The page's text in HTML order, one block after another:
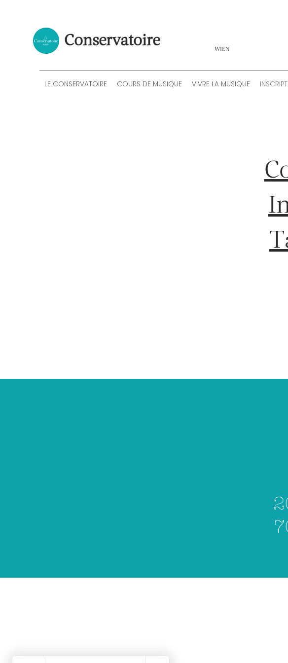
Conservatoire WIEN
LE CONSERVATOIRE COURS DE MUSIQUE VIVRE LA MUSIQUE